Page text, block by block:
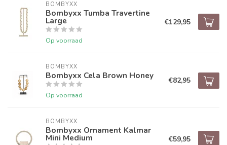
BOMBYXX
Bombyxx Tumba Travertine
Large
Op voorraad
€129,95
BOMBYXX
Bombyxx Cela Brown Honey
Op voorraad
€82,95
BOMBYXX
Bombyxx Ornament Kalmar
Mini Medium €59,95